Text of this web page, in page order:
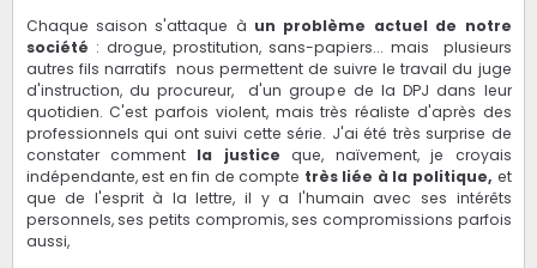
Chaque saison s'attaque à un problème actuel de notre
société : drogue, prostitution, sans-papiers... mais plusieurs
autres fils narratifs nous permettent de suivre le travail du juge
d'instruction, du procureur, d'un groupe de la DPJ dans leur
quotidien. C'est parfois violent, mais très réaliste d'après des
professionnels qui ont suivi cette série. J'ai été très surprise de
constater comment la justice que, naïvement, je croyais
indépendante, est en fin de compte très liée à la politique, et
que de l'esprit à la lettre, il y a l'humain avec ses intérêts
personnels, ses petits compromis, ses compromissions parfois
aussi,